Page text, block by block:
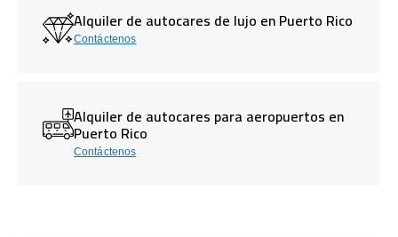
Alquiler de autocares de lujo en Puerto Rico
Contáctenos
Alquiler de autocares para aeropuertos en
Puerto Rico
Contáctenos